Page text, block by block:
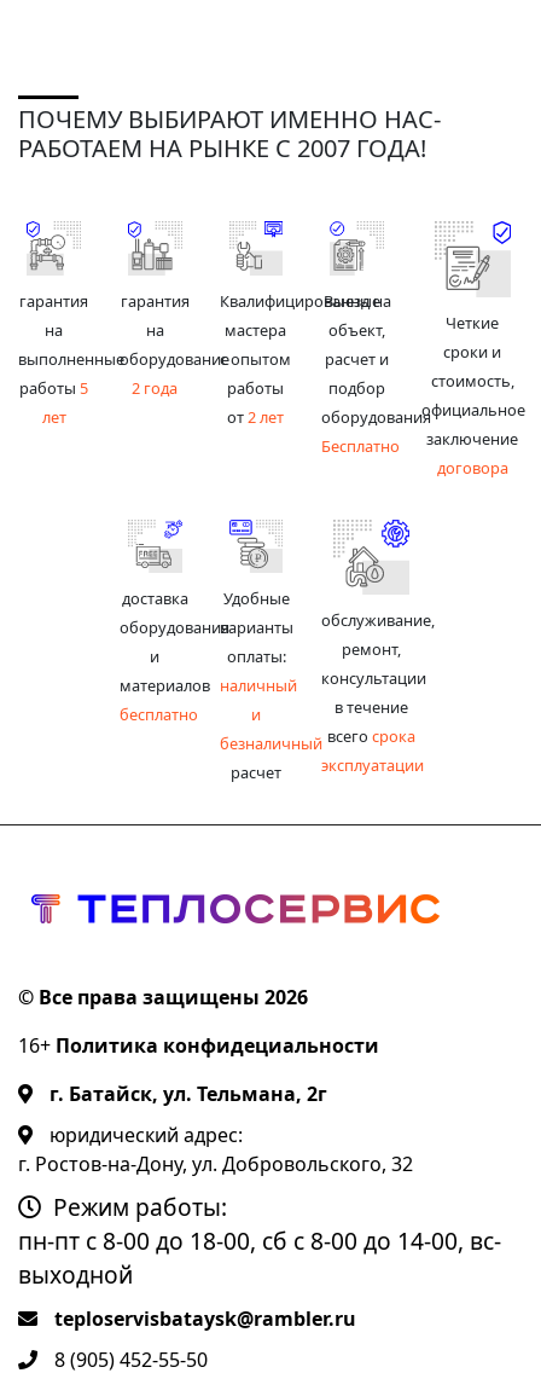
ПОЧЕМУ ВЫБИРАЮТ ИМЕННО НАС-
РАБОТАЕМ НА РЫНКЕ С 2007 ГОДА!
гарантия
на
выполненные
работы 5
лет
гарантия
на
оборудование
2 года
Квалифицированные
мастера
с опытом
работы
от2 лет
Выезд на
объект,
расчет и
подбор
оборудования
Бесплатно
Четкие
сроки и
стоимость,
официальное
заключение
договора
доставка
оборудования
и
материалов
бесплатно
Удобные
варианты
оплаты:
наличный
и
безналичный
расчет
обслуживание,
ремонт,
консультации
в течение
всегосрока
эксплуатации
© Все права защищены 2026
16+ Политика конфидециальности
г. Батайск, ул. Тельмана, 2г
юридический адрес:
г. Ростов-на-Дону, ул. Добровольского, 32
Режим работы:
пн-пт с 8-00 до 18-00, сб с 8-00 до 14-00, вс-
выходной
teploservisbataysk@rambler.ru
8 (905) 452-55-50